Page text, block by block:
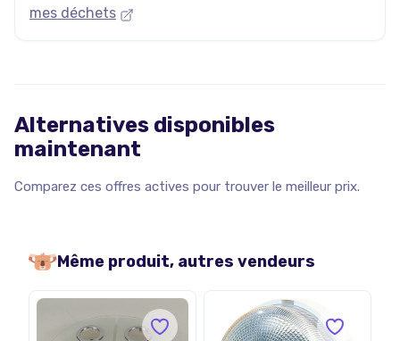
mes déchets
Alternatives disponibles
maintenant
Comparez ces offres actives pour trouver le meilleur prix.
Même produit, autres vendeurs